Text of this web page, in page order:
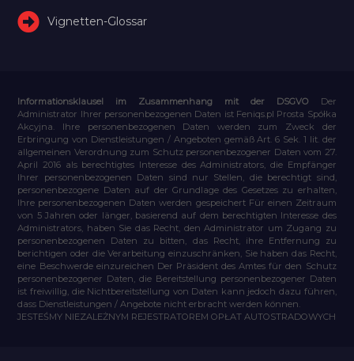
Vignetten-Glossar
Informationsklausel im Zusammenhang mit der DSGVO
Der
Administrator Ihrer personenbezogenen Daten ist Feniqs.pl Prosta Spółka
Akcyjna. Ihre personenbezogenen Daten werden zum Zweck der
Erbringung von Dienstleistungen / Angeboten gemäß Art. 6 Sek. 1 lit. der
allgemeinen Verordnung zum Schutz personenbezogener Daten vom 27.
April 2016 als berechtigtes Interesse des Administrators, die Empfänger
Ihrer personenbezogenen Daten sind nur Stellen, die berechtigt sind,
personenbezogene Daten auf der Grundlage des Gesetzes zu erhalten,
Ihre personenbezogenen Daten werden gespeichert Für einen Zeitraum
von 5 Jahren oder länger, basierend auf dem berechtigten Interesse des
Administrators, haben Sie das Recht, den Administrator um Zugang zu
personenbezogenen Daten zu bitten, das Recht, ihre Entfernung zu
berichtigen oder die Verarbeitung einzuschränken, Sie haben das Recht,
eine Beschwerde einzureichen Der Präsident des Amtes für den Schutz
personenbezogener Daten, die Bereitstellung personenbezogener Daten
ist freiwillig, die Nichtbereitstellung von Daten kann jedoch dazu führen,
dass Dienstleistungen / Angebote nicht erbracht werden können.
JESTEŚMY NIEZALEŻNYM REJESTRATOREM OPŁAT AUTOSTRADOWYCH